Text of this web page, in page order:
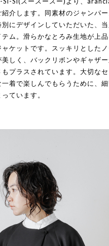
介します。同素材のジャンパー
にデザインしていただいた、
ム。滑らかなとろみ生地が上
ケットです。スッキリとした
しく、バックリボンやギャザ
プラスされています。大切な
着で楽しんでもらうために、
ています。